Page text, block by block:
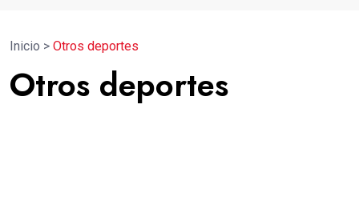
Inicio > Otros deportes
Otros deportes